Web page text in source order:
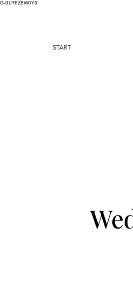
G-01R8Z8W0Y0
START